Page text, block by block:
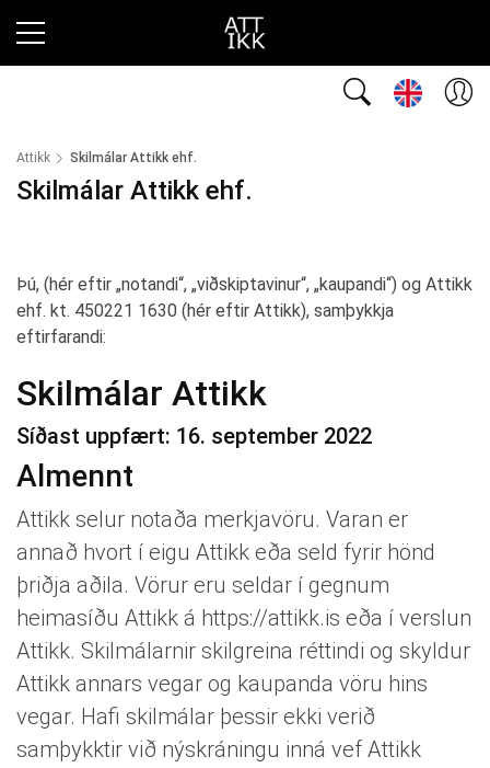
Attikk Skilmálar Attikk ehf.
Skilmálar Attikk ehf.
Þú, (hér eftir „notandi“, „viðskiptavinur“, „kaupandi“) og Attikk
ehf. kt. 450221 1630 (hér eftir Attikk), samþykkja
eftirfarandi:
Skilmálar Attikk
Síðast uppfært: 16. september 2022
Almennt
Attikk selur notaða merkjavöru. Varan er
annað hvort í eigu Attikk eða seld fyrir hönd
þriðja aðila. Vörur eru seldar í gegnum
heimasíðu Attikk á https://attikk.is eða í verslun
Attikk. Skilmálarnir skilgreina réttindi og skyldur
Attikk annars vegar og kaupanda vöru hins
vegar. Hafi skilmálar þessir ekki verið
samþykktir við nýskráningu inná vef Attikk